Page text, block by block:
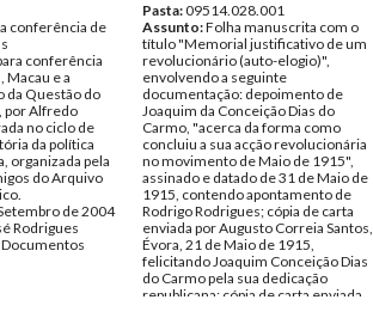
conferência de
conferência
e a
da Questão do
por Alfredo
no ciclo de
da política
organizada pela
do Arquivo
de 2004
Rodrigues
Documentos
Pasta:09514.028.001
Assunto:Folha manuscrita com o
título "Memorial justificativo de um
revolucionário (auto-elogio)",
envolvendo a seguinte
documentação: depoimento de
Joaquim da Conceição Dias do
Carmo, "acerca da forma como
concluiu a sua acção revolucionária
no movimento de Maio de 1915",
assinado e datado de 31 de Maio de
1915, contendo apontamento de
Rodrigo Rodrigues; cópia de carta
enviada por Augusto Correia Santos,
Évora, 21 de Maio de 1915,
felicitando Joaquim Conceição Dias
do Carmo pela sua dedicação
republicana; cópia de carta enviada